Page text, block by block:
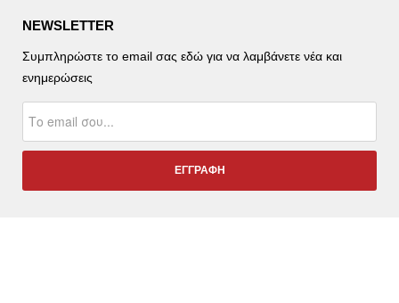
NEWSLETTER
Συμπληρώστε το email σας εδώ για να λαμβάνετε νέα και
ενημερώσεις